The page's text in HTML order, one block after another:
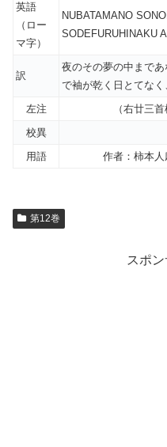
英語
（ロー
マ字）
NUBATAMANO
SODEFURUHINAKU
訳
夜のその夢の中まで
で袖が乾く日とてなく
左注
（右廿三
校異
用語
作者：柿本
第12巻
スポ